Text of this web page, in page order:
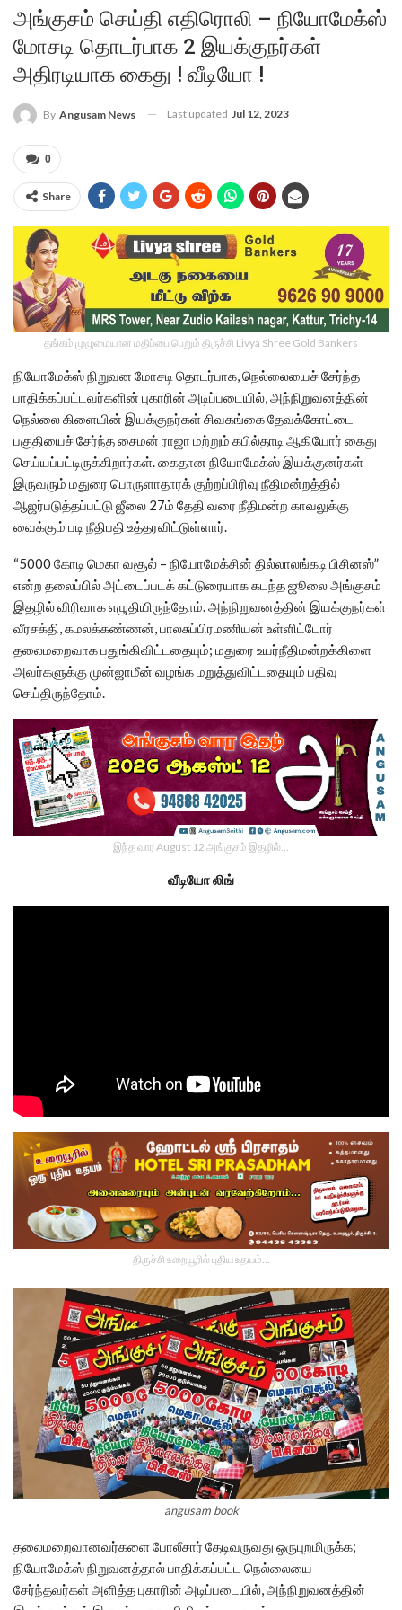
அங்குசம் செய்தி எதிரொலி – நியோமேக்ஸ்
மோசடி தொடர்பாக 2 இயக்குநர்கள்
அதிரடியாக கைது ! வீடியோ !
By Angusam News Last updated Jul 12, 2023
0
Share
தங்கம் முழுமையான மதிப்பை பெறும் திருச்சி Livya Shree Gold Bankers
நியோமேக்ஸ் நிறுவன மோசடி தொடர்பாக, நெல்லையைச் சேர்ந்த
பாதிக்கப்பட்டவர்களின் புகாரின் அடிப்படையில், அந்நிறுவனத்தின்
நெல்லை கிளையின் இயக்குநர்கள் சிவகங்கை தேவக்கோட்டை
பகுதியைச் சேர்ந்த சைமன் ராஜா மற்றும் கபில்தாடி ஆகியோர் கைது
செய்யப்பட்டிருக்கிறார்கள். கைதான நியோமேக்ஸ் இயக்குனர்கள்
இருவரும் மதுரை பொருளாதாரக் குற்றப்பிரிவு நீதிமன்றத்தில்
ஆஜர்படுத்தப்பட்டு ஜீலை 27ம் தேதி வரை நீதிமன்ற காவலுக்கு
வைக்கும் படி நீதிபதி உத்தரவிட்டுள்ளார்.
“5000 கோடி மெகா வசூல் – நியோமேக்சின் தில்லாலங்கடி பிசினஸ்”
என்ற தலைப்பில் அட்டைப்படக் கட்டுரையாக கடந்த ஜூலை அங்குசம்
இதழில் விரிவாக எழுதியிருந்தோம். அந்நிறுவனத்தின் இயக்குநர்கள்
வீரசக்தி, கமலக்கண்ணன், பாலசுப்பிரமணியன் உள்ளிட்டோர்
தலைமறைவாக பதுங்கிவிட்டதையும்; மதுரை உயர்நீதிமன்றக்கிளை
அவர்களுக்கு முன்ஜாமீன் வழங்க மறுத்துவிட்டதையும் பதிவு
செய்திருந்தோம்.
இந்த வார August 12 அங்குசம் இதழில்…
வீடியோ லிங்
திருச்சி உறையூரில் புதிய உதயம்...
angusam book
தலைமறைவானவர்களை போலீசார் தேடிவருவது ஒருபுறமிருக்க;
நியோமேக்ஸ் நிறுவனத்தால் பாதிக்கப்பட்ட நெல்லையை
சேர்ந்தவர்கள் அளித்த புகாரின் அடிப்படையில், அந்நிறுவனத்தின்